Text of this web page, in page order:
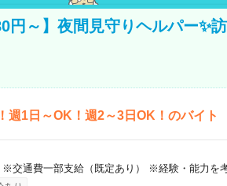
円～】夜間見守りヘルパー✨
週1日～OK！週2～3日OK！のバイト
※交通費一部支給（既定あり） ※経験・能力を